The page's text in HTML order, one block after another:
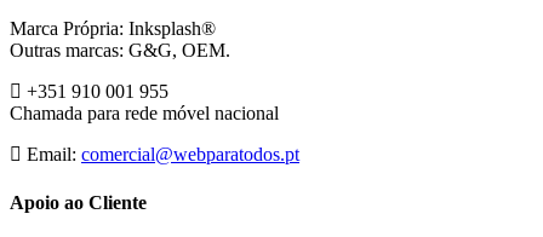
Marca Própria: Inksplash®
Outras marcas: G&G, OEM.
+351 910 001 955
Chamada para rede móvel nacional
Email: comercial@webparatodos.pt
Apoio ao Cliente